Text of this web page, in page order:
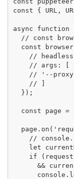
const { URL,
async
// const
const
//
    // args: [
// '--
    // ]
  });
const page =
//
let
if
&&